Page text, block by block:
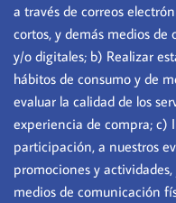
a través de correos
cortos, y demás medios
y/o digitales; b) Realizar
hábitos de consumo y de
evaluar la calidad de los
experiencia de compra; c)
participación, a nuestros
promociones y
medios de comunicación